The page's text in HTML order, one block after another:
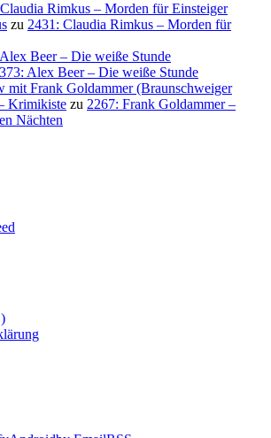
Rimkus – Morden für Einsteiger
zu 2431: Claudia Rimkus – Morden für
Beer – Die weiße Stunde
Alex Beer – Die weiße Stunde
mit Frank Goldammer (Braunschweiger
Krimikiste zu 2267: Frank Goldammer –
Nächten